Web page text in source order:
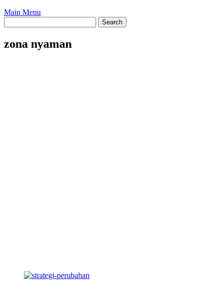
Main Menu
zona nyaman